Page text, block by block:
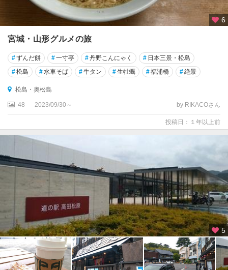
6
宮城・山形グルメの旅
#ずんだ餅 #一寸亭 #丹野こんにゃく # 日本三景・松島
#松島 #水車そば #牛タン #生牡蠣 #福浦橋 #絶景
松島・奥松島
48 2023/09/30～ by RIKACOさん
投稿日：１年以上前
5